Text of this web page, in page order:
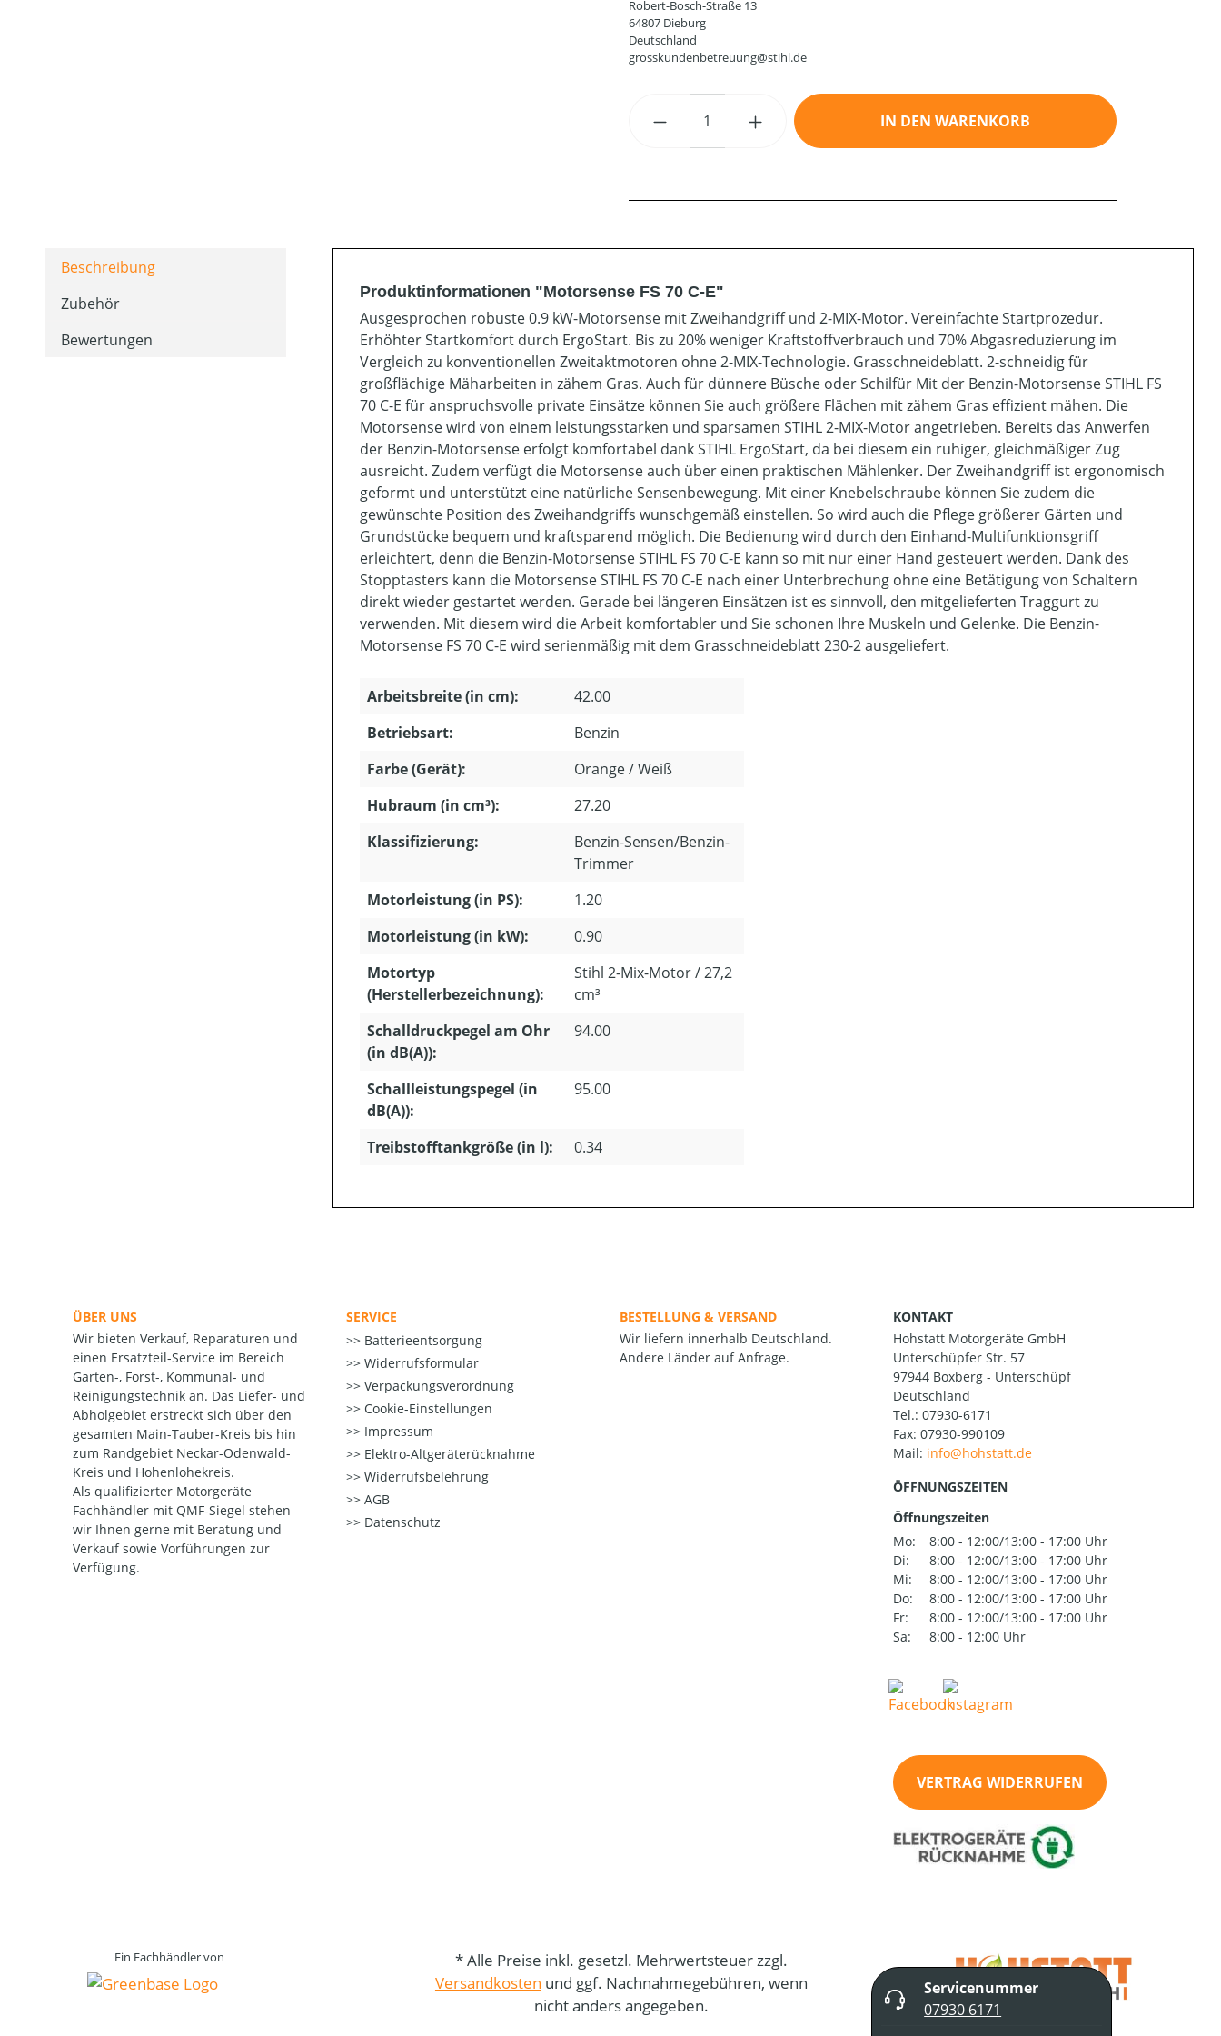
Robert-Bosch-Straße 13
64807 Dieburg
Deutschland
grosskundenbetreuung@stihl.de
Produkt Anzahl: Gib den gewünschten Wert ein oder
IN DEN WARENKORB
Beschreibung
Zubehör
Bewertungen
Produktinformationen "Motorsense FS 70 C-E"
Ausgesprochen robuste 0.9 kW-Motorsense mit Zweihandgriff und 2-MIX-Motor. Vereinfachte Startprozedur.
Erhöhter Startkomfort durch ErgoStart. Bis zu 20% weniger Kraftstoffverbrauch und 70% Abgasreduzierung im
Vergleich zu konventionellen Zweitaktmotoren ohne 2-MIX-Technologie. Grasschneideblatt. 2-schneidig für
großflächige Mäharbeiten in zähem Gras. Auch für dünnere Büsche oder Schilfür Mit der Benzin-Motorsense STIHL FS
70 C-E für anspruchsvolle private Einsätze können Sie auch größere Flächen mit zähem Gras effizient mähen. Die
Motorsense wird von einem leistungsstarken und sparsamen STIHL 2-MIX-Motor angetrieben. Bereits das Anwerfen
der Benzin-Motorsense erfolgt komfortabel dank STIHL ErgoStart, da bei diesem ein ruhiger, gleichmäßiger Zug
ausreicht. Zudem verfügt die Motorsense auch über einen praktischen Mählenker. Der Zweihandgriff ist ergonomisch
geformt und unterstützt eine natürliche Sensenbewegung. Mit einer Knebelschraube können Sie zudem die
gewünschte Position des Zweihandgriffs wunschgemäß einstellen. So wird auch die Pflege größerer Gärten und
Grundstücke bequem und kraftsparend möglich. Die Bedienung wird durch den Einhand-Multifunktionsgriff
erleichtert, denn die Benzin-Motorsense STIHL FS 70 C-E kann so mit nur einer Hand gesteuert werden. Dank des
Stopptasters kann die Motorsense STIHL FS 70 C-E nach einer Unterbrechung ohne eine Betätigung von Schaltern
direkt wieder gestartet werden. Gerade bei längeren Einsätzen ist es sinnvoll, den mitgelieferten Traggurt zu
verwenden. Mit diesem wird die Arbeit komfortabler und Sie schonen Ihre Muskeln und Gelenke. Die Benzin-
Motorsense FS 70 C-E wird serienmäßig mit dem Grasschneideblatt 230-2 ausgeliefert.
Arbeitsbreite (in cm):
42.00
Betriebsart:
Benzin
Farbe (Gerät):
Orange / Weiß
Hubraum (in cm³):
27.20
Klassifizierung:
Benzin-Sensen/Benzin-
Trimmer
Motorleistung (in PS):
1.20
Motorleistung (in kW):
0.90
Motortyp
(Herstellerbezeichnung):
Stihl 2-Mix-Motor / 27,2
cm³
Schalldruckpegel am Ohr
(in dB(A)):
94.00
Schallleistungspegel (in
dB(A)):
95.00
Treibstofftankgröße (in l): 0.34
ÜBER UNS
Wir bieten Verkauf, Reparaturen und
einen Ersatzteil-Service im Bereich
Garten-, Forst-, Kommunal- und
Reinigungstechnik an. Das Liefer- und
Abholgebiet erstreckt sich über den
gesamten Main-Tauber-Kreis bis hin
zum Randgebiet Neckar-Odenwald-
Kreis und Hohenlohekreis.
Als qualifizierter Motorgeräte
Fachhändler mit QMF-Siegel stehen
wir Ihnen gerne mit Beratung und
Verkauf sowie Vorführungen zur
Verfügung.
SERVICE
Batterieentsorgung
Widerrufsformular
Verpackungsverordnung
Cookie-Einstellungen
Impressum
Elektro-Altgeräterücknahme
Widerrufsbelehrung
AGB
Datenschutz
BESTELLUNG & VERSAND
Wir liefern innerhalb Deutschland.
Andere Länder auf Anfrage.
KONTAKT
Hohstatt Motorgeräte GmbH
Unterschüpfer Str. 57
97944 Boxberg - Unterschüpf
Deutschland
Tel.: 07930-6171
Fax: 07930-990109
Mail:
ÖFFNUNGSZEITEN
Öffnungszeiten
Mo:
8:00 - 12:00/13:00 - 17:00 Uhr
Di:
8:00 - 12:00/13:00 - 17:00 Uhr
Mi:
8:00 - 12:00/13:00 - 17:00 Uhr
Do:
8:00 - 12:00/13:00 - 17:00 Uhr
Fr:
8:00 - 12:00/13:00 - 17:00 Uhr
Sa:
8:00 - 12:00 Uhr
VERTRAG WIDERRUFEN
Ein Fachhändler von
* Alle Preise inkl. gesetzl. Mehrwertsteuer zzgl.
Versandkosten und ggf. Nachnahmegebühren, wenn
nicht anders angegeben.
Servicenummer
07930 6171